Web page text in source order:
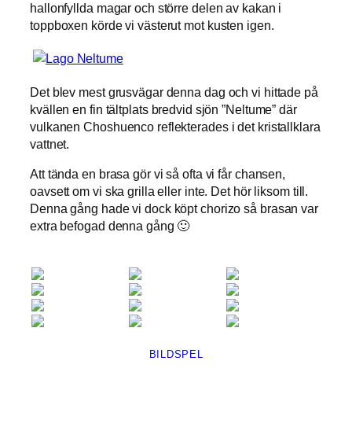
hallonfyllda magar och större delen av kakan i
toppboxen körde vi västerut mot kusten igen.
Det blev mest grusvägar denna dag och vi hittade på
kvällen en fin tältplats bredvid sjön ”Neltume” där
vulkanen Choshuenco reflekterades i det kristallklara
vattnet.
Att tända en brasa gör vi så ofta vi får chansen,
oavsett om vi ska grilla eller inte. Det hör liksom till.
Denna gång hade vi dock köpt chorizo så brasan var
extra befogad denna gång 🙂
BILDSPEL